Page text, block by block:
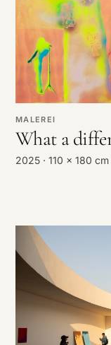
MALEREI
What a
2025 · 110 x 180 cm